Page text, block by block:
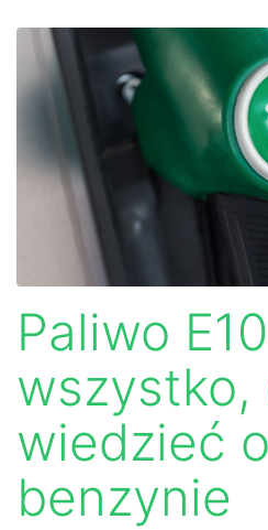
Paliwo
wiedzieć
benzynie